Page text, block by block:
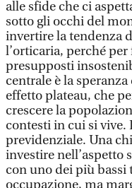
alle sfide che ci
sotto gli occhi del
invertire la tendenza
l’orticaria, perché
presupposti
centrale è la
effetto plateau, che
crescere la
contesti in cui si vive.
previdenziale. Una
investire nell’aspetto
con uno dei più bassi
occupazione, ma